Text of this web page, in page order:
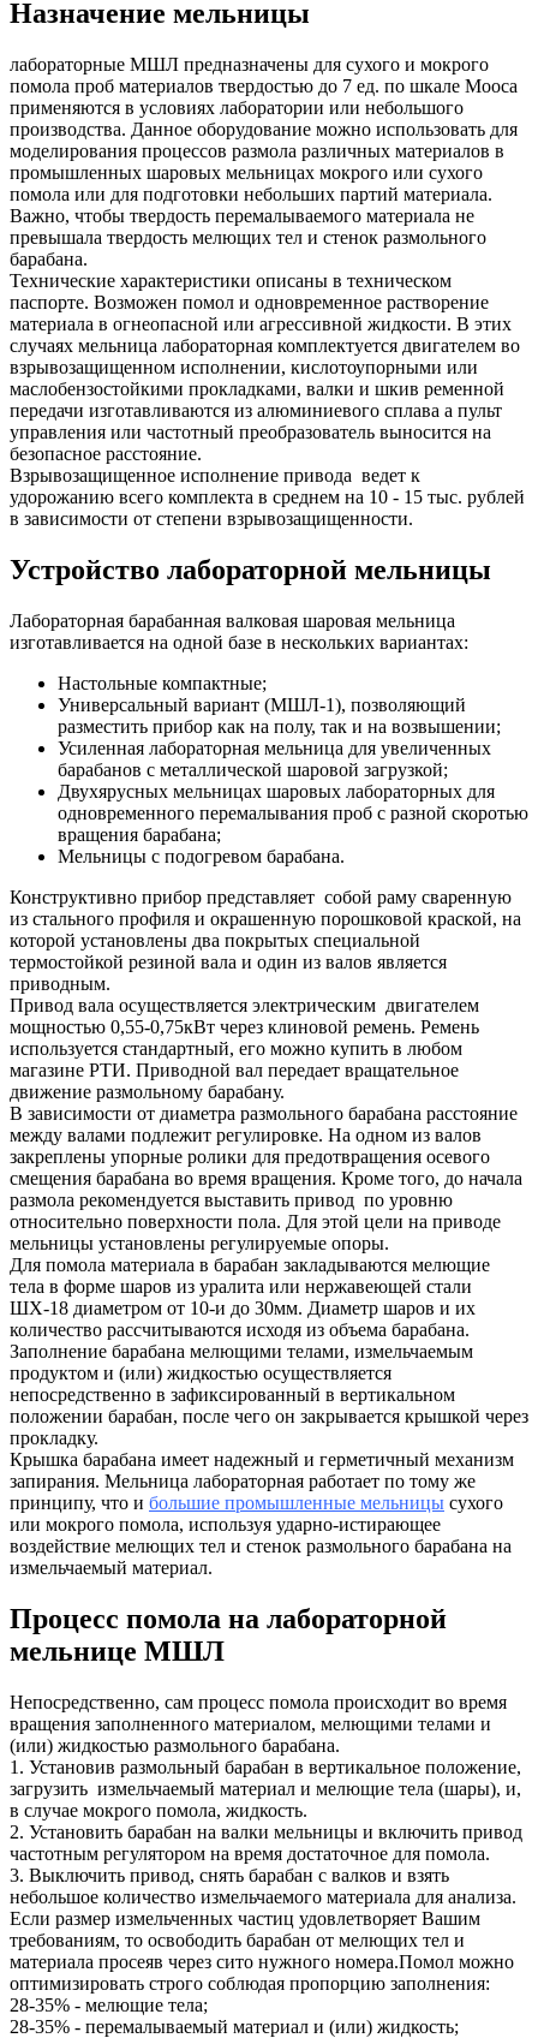
Назначение мельницы
лабораторные МШЛ предназначены для сухого и мокрого
помола проб материалов твердостью до 7 ед. по шкале Мооса
применяются в условиях лаборатории или небольшого
производства. Данное оборудование можно использовать для
моделирования процессов размола различных материалов в
промышленных шаровых мельницах мокрого или сухого
помола или для подготовки небольших партий материала.
Важно, чтобы твердость перемалываемого материала не
превышала твердость мелющих тел и стенок размольного
барабана.
Технические характеристики описаны в техническом
паспорте. Возможен помол и одновременное растворение
материала в огнеопасной или агрессивной жидкости. В этих
случаях мельница лабораторная комплектуется двигателем во
взрывозащищенном исполнении, кислотоупорными или
маслобензостойкими прокладками, валки и шкив ременной
передачи изготавливаются из алюминиевого сплава а пульт
управления или частотный преобразователь выносится на
безопасное расстояние.
Взрывозащищенное исполнение привода ведет к
удорожанию всего комплекта в среднем на 10 - 15 тыс. рублей
в зависимости от степени взрывозащищенности.
Устройство лабораторной мельницы
Лабораторная барабанная валковая шаровая мельница
изготавливается на одной базе в нескольких вариантах:
Настольные компактные;
Универсальный вариант (МШЛ-1), позволяющий
разместить прибор как на полу, так и на возвышении;
Усиленная лабораторная мельница для увеличенных
барабанов с металлической шаровой загрузкой;
Двухярусных мельницах шаровых лабораторных для
одновременного перемалывания проб с разной скоротью
вращения барабана;
Мельницы с подогревом барабана.
Конструктивно прибор представляет собой раму сваренную
из стального профиля и окрашенную порошковой краской, на
которой установлены два покрытых специальной
термостойкой резиной вала и один из валов является
приводным.
Привод вала осуществляется электрическим двигателем
мощностью 0,55-0,75кВт через клиновой ремень. Ремень
используется стандартный, его можно купить в любом
магазине РТИ. Приводной вал передает вращательное
движение размольному барабану.
В зависимости от диаметра размольного барабана расстояние
между валами подлежит регулировке. На одном из валов
закреплены упорные ролики для предотвращения осевого
смещения барабана во время вращения. Кроме того, до начала
размола рекомендуется выставить привод по уровню
относительно поверхности пола. Для этой цели на приводе
мельницы установлены регулируемые опоры.
Для помола материала в барабан закладываются мелющие
тела в форме шаров из уралита или нержавеющей стали
ШХ-18 диаметром от 10-и до 30мм. Диаметр шаров и их
количество рассчитываются исходя из объема барабана.
Заполнение барабана мелющими телами, измельчаемым
продуктом и (или) жидкостью осуществляется
непосредственно в зафиксированный в вертикальном
положении барабан, после чего он закрывается крышкой через
прокладку.
Крышка барабана имеет надежный и герметичный механизм
запирания. Мельница лабораторная работает по тому же
принципу, что и большие промышленные мельницы сухого
или мокрого помола, используя ударно-истирающее
воздействие мелющих тел и стенок размольного барабана на
измельчаемый материал.
Процесс помола на лабораторной
мельнице МШЛ
Непосредственно, сам процесс помола происходит во время
вращения заполненного материалом, мелющими телами и
(или) жидкостью размольного барабана.
1. Установив размольный барабан в вертикальное положение,
загрузить измельчаемый материал и мелющие тела (шары), и,
в случае мокрого помола, жидкость.
2. Установить барабан на валки мельницы и включить привод
частотным регулятором на время достаточное для помола.
3. Выключить привод, снять барабан с валков и взять
небольшое количество измельчаемого материала для анализа.
Если размер измельченных частиц удовлетворяет Вашим
требованиям, то освободить барабан от мелющих тел и
материала просеяв через сито нужного номера.Помол можно
оптимизировать строго соблюдая пропорцию заполнения:
28-35% - мелющие тела;
28-35% - перемалываемый материал и (или) жидкость;